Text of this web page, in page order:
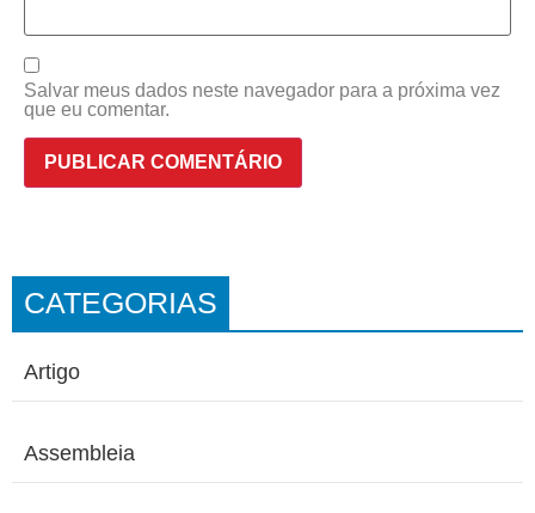
Salvar meus dados neste navegador para a próxima vez
que eu comentar.
CATEGORIAS
Artigo
Assembleia